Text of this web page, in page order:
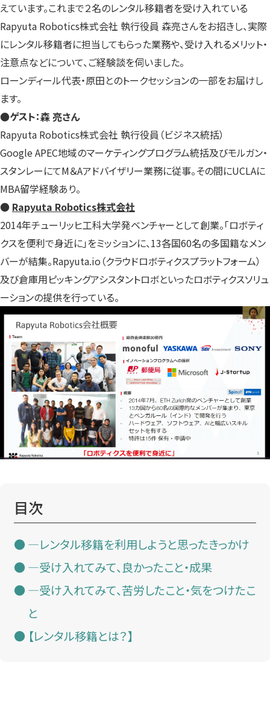
えています。これまで２名のレンタル移籍者を受け入れている
Rapyuta Robotics株式会社 執行役員 森亮さんをお招きし、実際
にレンタル移籍者に担当してもらった業務や、受け入れるメリット・
注意点などについて、ご経験談を伺いました。
ローンディール代表・原田とのトークセッションの一部をお届けし
ます。
●ゲスト：森 亮さん
Rapyuta Robotics株式会社 執行役員（ビジネス統括）
Google APEC地域のマーケティングプログラム統括及びモルガン・
スタンレーにてM＆Aアドバイザリー業務に従事。その間にUCLAに
MBA留学経験あり。
● Rapyuta Robotics株式会社
2014年チューリッヒ工科大学発ベンチャーとして創業。「ロボティ
クスを便利で身近に」をミッションに、13各国60名の多国籍なメン
バーが結集。Rapyuta.io（クラウドロボティクスプラットフォーム）
及び倉庫用ピッキングアシスタントロボといったロボティクスソリュ
ーションの提供を行っている。
目次
―レンタル移籍を利用しようと思ったきっかけ
―受け入れてみて、良かったこと・成果
―受け入れてみて、苦労したこと・気をつけたこ
と
【レンタル移籍とは？】